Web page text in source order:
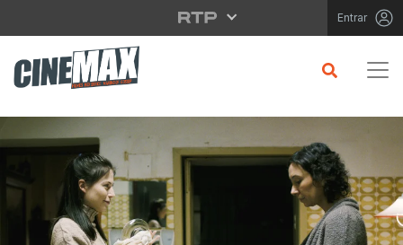
Saltar para o conteúdo principal Entrar